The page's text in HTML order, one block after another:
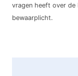
vragen heeft over de
bewaarplicht.